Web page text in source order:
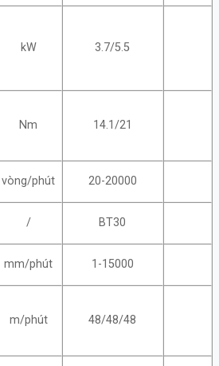
kW 3.7/5.5
Nm 14.1/21
vòng/phút 20-20000
/ BT30
mm/phút 1-15000
m/phút 48/48/48